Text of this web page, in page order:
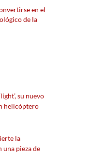
en el
de la
su nuevo
helicóptero
la
una pieza de